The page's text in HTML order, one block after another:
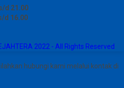
d 21.00
d 16.00
2022 - All Rights Reserved
hubungi kami melalui kontak di